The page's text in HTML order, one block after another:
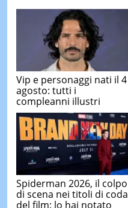
Vip e personaggi nati il 4
agosto: tutti i
compleanni illustri
Spiderman 2026, il colpo
di scena nei titoli di coda
del film: lo hai notato